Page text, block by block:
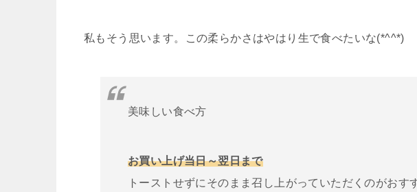
私もそう思います。この柔らかさはやはり生で食べたいな(*^^*)
美味しい食べ方
お買い上げ当日～翌日まで
トーストせずにそのまま召し上がっていただくのがおす